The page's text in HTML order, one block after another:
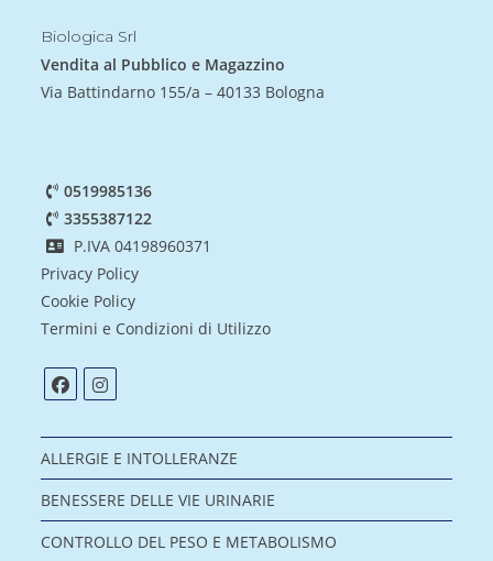
Biologica Srl
Vendita al Pubblico e Magazzino
Via Battindarno 155/a – 40133 Bologna
0519985136
3355387122
P.IVA 04198960371
Privacy Policy
Cookie Policy
Termini e Condizioni di Utilizzo
ALLERGIE E INTOLLERANZE
BENESSERE DELLE VIE URINARIE
CONTROLLO DEL PESO E METABOLISMO